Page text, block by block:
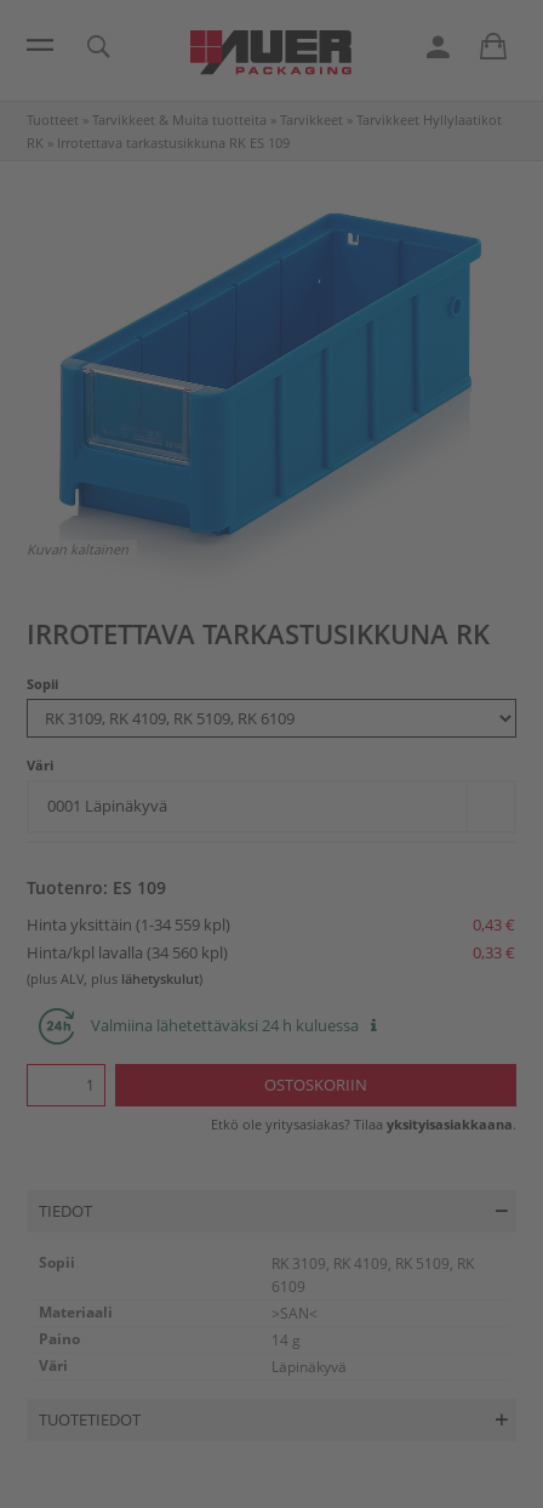
Tuotteet » Tarvikkeet & Muita tuotteita » Tarvikkeet » Tarvikkeet Hyllylaatikot
RK » Irrotettava tarkastusikkuna RK ES 109
Kuvan kaltainen
IRROTETTAVA TARKASTUSIKKUNA RK
Sopii
Väri
0001 Läpinäkyvä
Tuotenro: ES 109
Hinta yksittäin (1-34 559 kpl)
0,43 €
Hinta/kpl lavalla (34 560 kpl)
0,33 €
(plus ALV, plus lähetyskulut)
Valmiina lähetettäväksi 24 h kuluessa
Etkö ole yritysasiakas? Tilaa yksityisasiakkaana
TIEDOT
Sopii
RK 3109, RK 4109, RK 5109, RK
6109
Materiaali >SAN<
Paino 14 g
Väri Läpinäkyvä
TUOTETIEDOT